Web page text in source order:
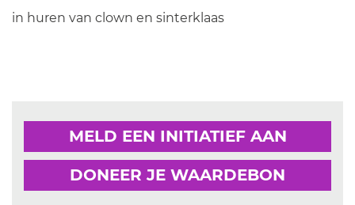
in huren van clown en sinterklaas
MELD EEN INITIATIEF AAN
DONEER JE WAARDEBON